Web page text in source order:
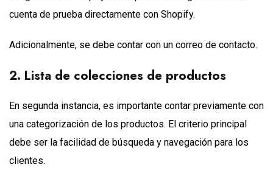
cuenta de prueba directamente con Shopify.
Adicionalmente, se debe contar con un correo de contacto.
2. Lista de colecciones de productos
En segunda instancia, es importante contar previamente con
una categorización de los productos. El criterio principal
debe ser la facilidad de búsqueda y navegación para los
clientes.